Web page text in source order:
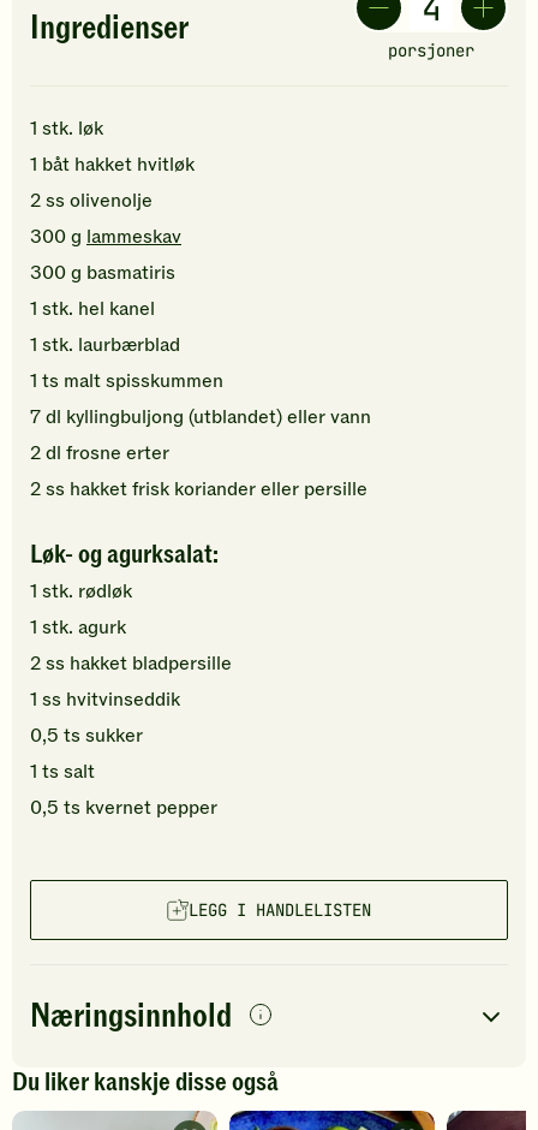
Ingredienser
porsjoner
1 stk. løk
1 båt hakket hvitløk
2ss olivenolje
300g lammeskav
300g basmatiris
1 stk. hel kanel
1 stk. laurbærblad
1 ts malt spisskummen
7dl kyllingbuljong (utblandet)eller vann
2dl frosne erter
2ss hakketfrisk koriandereller persille
Løk- og agurksalat:
1 stk. rødløk
1 stk. agurk
2ss hakket bladpersille
1 ss hvitvinseddik
0,5 ts sukker
1 ts salt
0,5 ts kvernet pepper
LEGG I HANDLELISTEN
Næringsinnhold
per porsjon
Navn på
antall
Energi 525kcal
Du liker kanskje disse også